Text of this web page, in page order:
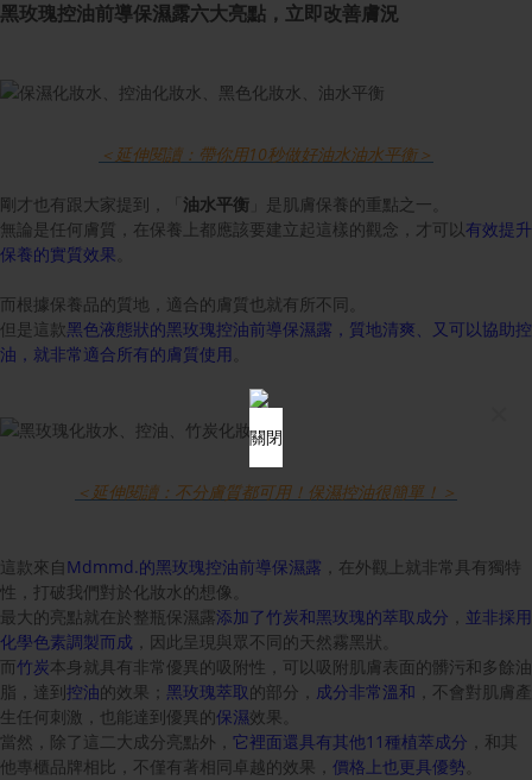
關閉
黑玫瑰控油前導保濕露六大亮點，立即改善膚況
＜延伸閱讀：帶你用10秒做好油水油水平衡＞
剛才也有跟大家提到，「 油水平衡 」是肌膚保養的重點之一。
無論是任何膚質，在保養上都應該要建立起這樣的觀念，才可以有效提升
保養的實質效果
而根據保養品的質地，適合的膚質也就有所不同。
但是這款黑色液態狀的黑玫瑰控油前導保濕露，質地清爽、又可以協助控
油，就非常適合所有的膚質使用
＜延伸閱讀：不分膚質都可用！保濕控油很簡單！＞
這款來自 Mdmmd.的黑玫瑰控油前導保濕露 ，在外觀上就非常具有獨特
性，打破我們對於化妝水的想像。
最大的亮點就在於整瓶保濕露添加了竹炭和黑玫瑰的萃取成分 ， 並非採用
化學色素調製而成 ，因此呈現與眾不同的天然霧黑狀。
而竹炭本身就具有非常優異的吸附性，可以吸附肌膚表面的髒污和多餘油
脂，達到控油的效果； 黑玫瑰萃取的部分， 成分非常溫和 ，不會對肌膚產
生任何刺激，也能達到優異的保濕效果。
當然，除了這二大成分亮點外， 它裡面還具有其他11種植萃成分 ，和其
他專櫃品牌相比，不僅有著相同卓越的效果， 價格上也更具優勢